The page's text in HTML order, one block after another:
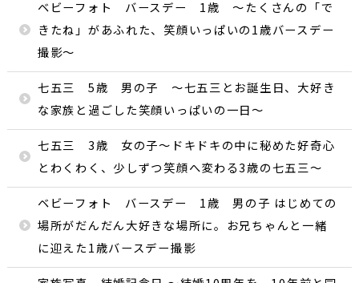
ベビーフォト バースデー 1歳 〜たくさんの「で
きたね」があふれた、笑顔いっぱいの1歳バースデー
撮影〜
七五三 5歳 男の子 〜七五三とお誕生日、大好き
な家族と過ごした笑顔いっぱいの一日〜
七五三 3歳 女の子〜ドキドキの中に秘めた好奇心
とわくわく、少しずつ笑顔へ変わる3歳の七五三〜
ベビーフォト バースデー 1歳 男の子 はじめての
場所がだんだん大好きな場所に。お兄ちゃんと一緒
に迎えた1歳バースデー撮影